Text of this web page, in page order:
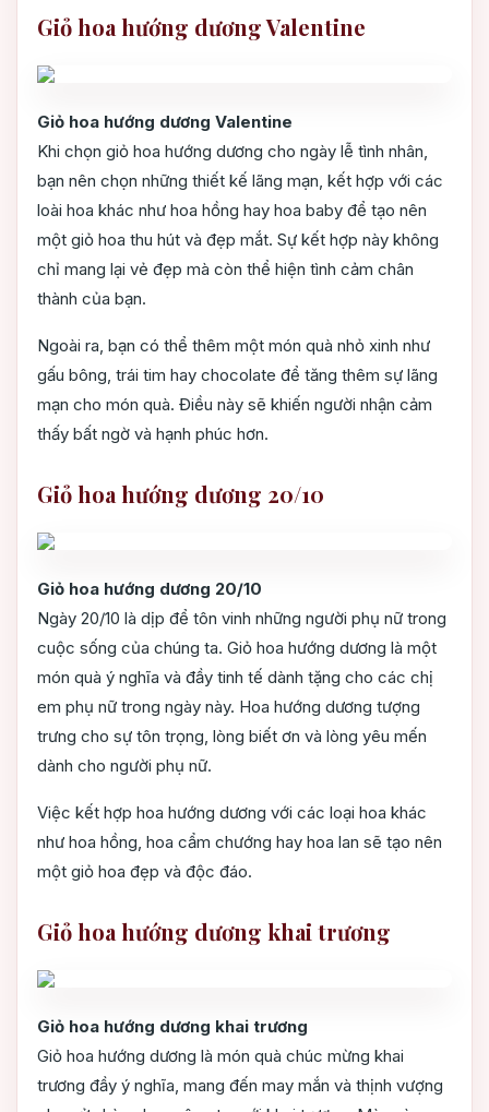
Giỏ hoa hướng dương Valentine
Giỏ hoa hướng dương Valentine
Khi chọn giỏ hoa hướng dương cho ngày lễ tình nhân,
bạn nên chọn những thiết kế lãng mạn, kết hợp với các
loài hoa khác như hoa hồng hay hoa baby để tạo nên
một giỏ hoa thu hút và đẹp mắt. Sự kết hợp này không
chỉ mang lại vẻ đẹp mà còn thể hiện tình cảm chân
thành của bạn.
Ngoài ra, bạn có thể thêm một món quà nhỏ xinh như
gấu bông, trái tim hay chocolate để tăng thêm sự lãng
mạn cho món quà. Điều này sẽ khiến người nhận cảm
thấy bất ngờ và hạnh phúc hơn.
Giỏ hoa hướng dương 20/10
Giỏ hoa hướng dương 20/10
Ngày 20/10 là dịp để tôn vinh những người phụ nữ trong
cuộc sống của chúng ta. Giỏ hoa hướng dương là một
món quà ý nghĩa và đầy tinh tế dành tặng cho các chị
em phụ nữ trong ngày này. Hoa hướng dương tượng
trưng cho sự tôn trọng, lòng biết ơn và lòng yêu mến
dành cho người phụ nữ.
Việc kết hợp hoa hướng dương với các loại hoa khác
như hoa hồng, hoa cẩm chướng hay hoa lan sẽ tạo nên
một giỏ hoa đẹp và độc đáo.
Giỏ hoa hướng dương khai trương
Giỏ hoa hướng dương khai trương
Giỏ hoa hướng dương là món quà chúc mừng khai
trương đầy ý nghĩa, mang đến may mắn và thịnh vượng